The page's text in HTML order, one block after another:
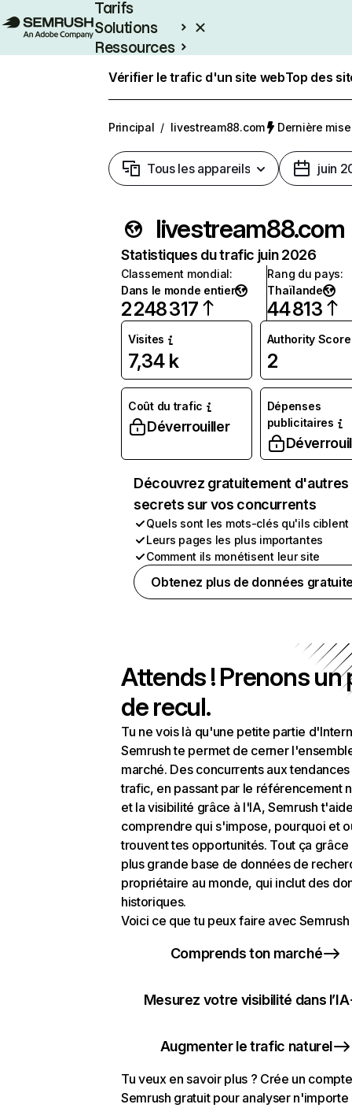
Tarifs
Solutions
Ressources
Vérifier le trafic d'un site webTop des
Principal / livestream88.com Dernière
Tous les appareils juin
livestream88.com
Statistiques du trafic juin 2026
Classement mondial:
Dans le monde entier
2 248 317
Rang du pays:
Thaïlande
44 813
Visites
7,34 k
Authority Score
2
Coût du trafic
Déverrouiller
Dépenses
publicitaires
Découvrez gratuitement d'autres
secrets sur vos concurrents
Quels sont les mots-clés qu'ils ciblent
Leurs pages les plus importantes
Comment ils monétisent leur site
Obtenez plus de données
Attends ! Prenons un
de recul.
Tu ne vois là qu'une petite partie
Semrush te permet de cerner
marché. Des concurrents aux
trafic, en passant par le référencement
et la visibilité grâce à l'IA, Semrush
comprendre qui s'impose, pourquoi et
trouvent tes opportunités. Tout ça grâce
plus grande base de données de
propriétaire au monde, qui inclut des
historiques.
Voici ce que tu peux faire avec Semrush
Comprends ton marché
Mesurez votre visibilité dans l’IA
Augmenter le trafic naturel
Tu veux en savoir plus ? Crée un compte
Semrush gratuit pour analyser n'importe